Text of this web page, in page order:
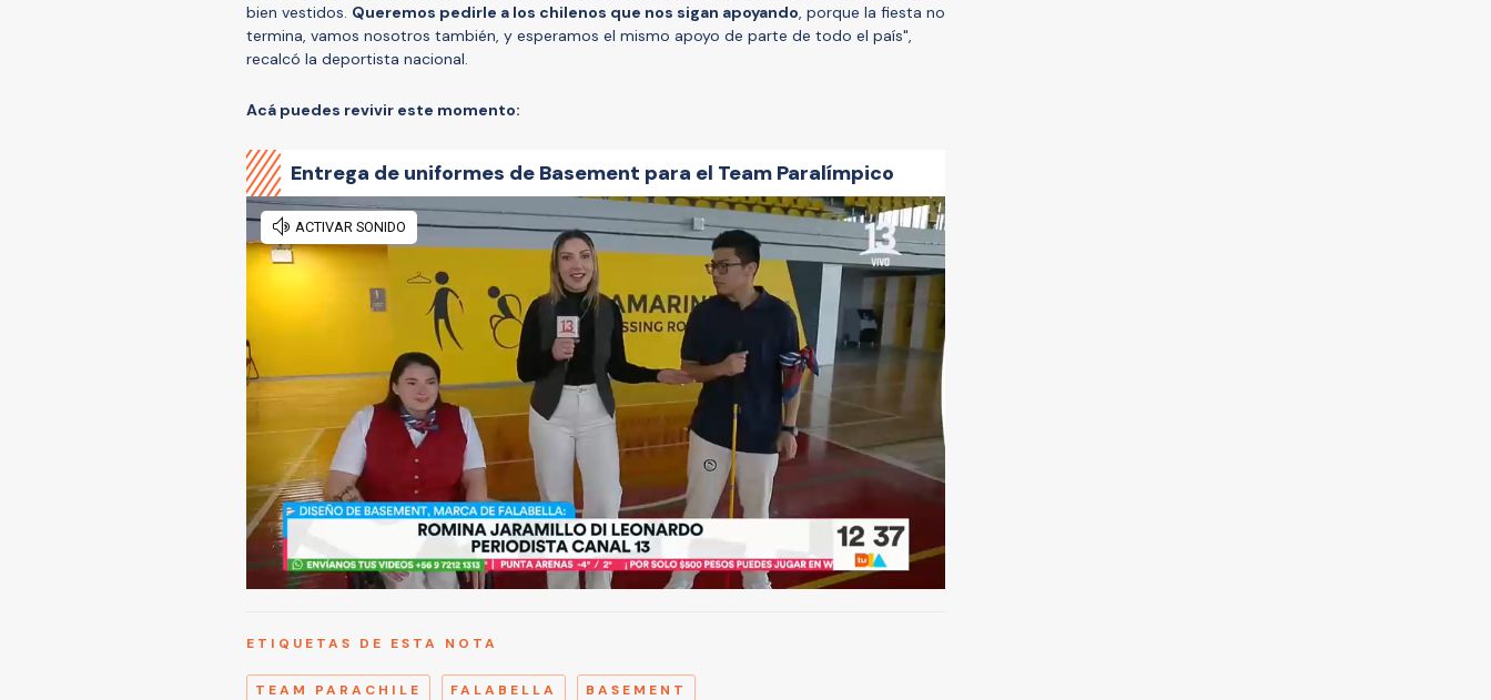
bien vestidos. Queremos pedirle a los chilenos que nos sigan apoyando, porque la fiesta no
termina, vamos nosotros también, y esperamos el mismo apoyo de parte de todo el país",
recalcó la deportista nacional.
Acá puedes revivir este momento:
Entrega de uniformes de Basement para el Team Paralímpico
ETIQUETAS DE ESTA NOTA
TEAM PARACHILE FALABELLA BASEMENT